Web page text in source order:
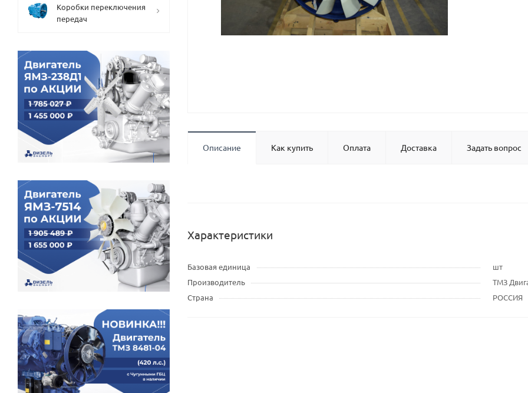
Описание Как купить Оплата Доставка Задать вопрос
Характеристики
Базовая единица
шт
Производитель
ТМЗ
Страна
РОССИЯ
Коробки переключения
передач